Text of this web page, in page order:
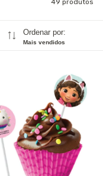
49 produtos
Ordenar por:
Mais vendidos